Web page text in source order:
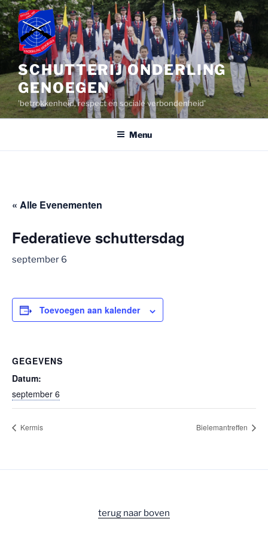
Ga
naar
de
inhoud
SCHUTTERIJ ONDERLING
GENOEGEN
'betrokkenheid, respect en sociale verbondenheid'
Menu
« Alle Evenementen
Federatieve schuttersdag
september 6
Toevoegen aan kalender
GEGEVENS
Datum:
september 6
Kermis Bielemantreffen
terug naar boven